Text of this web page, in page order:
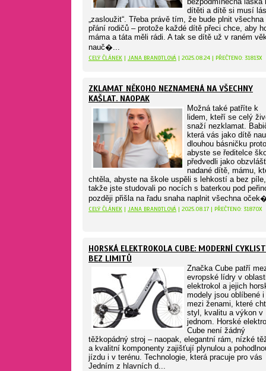
dítěti a dítě si musí
„zasloužit“. Třeba právě tím, že bude plnit všechna
přání rodičů – protože každé dítě přeci chce, aby
máma a táta měli rádi. A tak se dítě už v raném
nauč�...
CELÝ ČLÁNEK | JANA BRANDTLOVÁ | 2025.08.24 | PŘEČTENO: 31813X
ZKLAMAT NĚKOHO NEZNAMENÁ NA VŠECHNY
KAŠLAT. NAOPAK
Možná také patříte k
lidem, kteří se celý
snaží nezklamat.
která vás jako dítě
dlouhou básničku
abyste se ředitelce
předvedli jako obzvlášť
nadané dítě, mámu,
chtěla, abyste na škole uspěli s lehkostí a bez píle,
takže jste studovali po nocích s baterkou pod
později přišla na řadu snaha naplnit všechna
CELÝ ČLÁNEK | JANA BRANDTLOVÁ | 2025.08.17 | PŘEČTENO: 31870X
HORSKÁ ELEKTROKOLA CUBE: MODERNÍ
BEZ LIMITŮ
Značka Cube patří
evropské lídry v
elektrokol a jejich
modely jsou oblíbené i
mezi ženami, které
styl, kvalitu a výkon v
jednom. Horské
Cube není žádný
těžkopádný stroj – naopak, elegantní rám, nízké
a kvalitní komponenty zajišťují plynulou a
jízdu i v terénu. Technologie, která pracuje pro vás
Jedním z hlavních d...